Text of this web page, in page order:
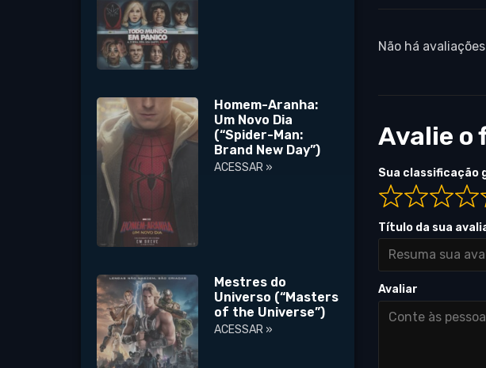
Homem-Aranha:
Um Novo Dia
(“Spider-Man:
Brand New Day”)
ACESSAR »
Mestres do
Universo (“Masters
of the Universe”)
ACESSAR »
Não há
Avalie o
Sua classificação
Título da sua
Avaliar